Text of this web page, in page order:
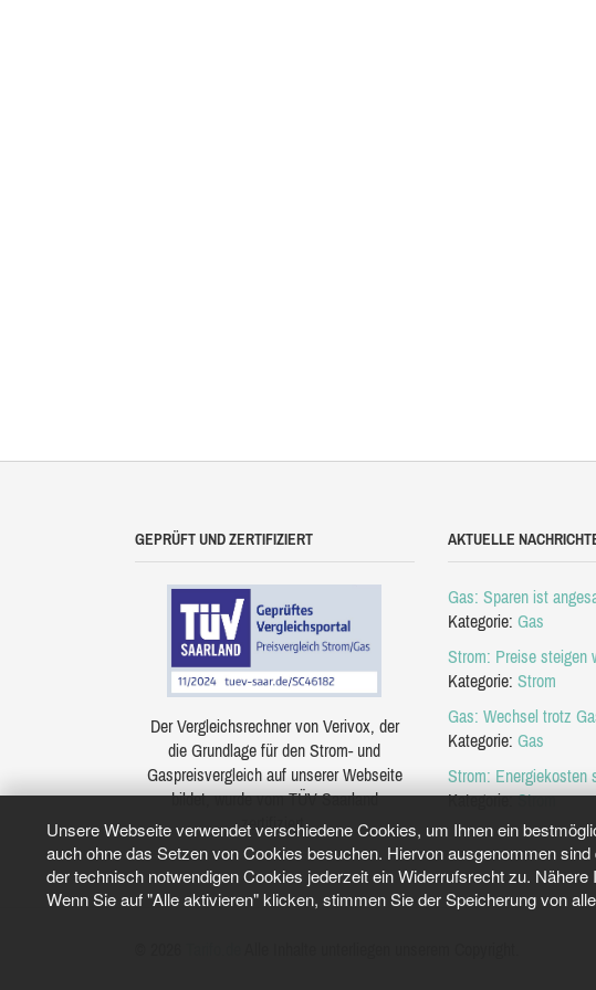
Unsere Webseite verwendet verschiedene Cookies, um Ihnen ein
auch ohne das Setzen von Cookies besuchen. Hiervon ausgenommen
der technisch notwendigen Cookies jederzeit ein Widerrufsrecht zu.
Wenn Sie auf "Alle aktivieren" klicken, stimmen Sie der Speicherung von
GEPRÜFT UND ZERTIFIZIERT
Der Vergleichsrechner von Verivox, der
die Grundlage für den Strom- und
Gaspreisvergleich auf unserer Webseite
bildet, wurde vom TÜV Saarland
zertifiziert.
AKTUELLE
Gas: Sparen ist
Kategorie: Gas
Strom: Preise steigen
Kategorie: Strom
Gas: Wechsel trotz
Kategorie: Gas
Strom: Energiekosten
Kategorie:Strom